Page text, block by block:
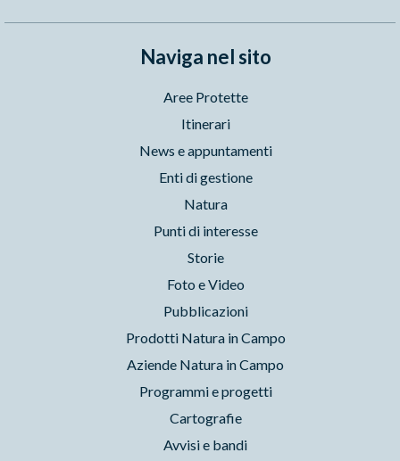
Naviga nel sito
Aree Protette
Itinerari
News e appuntamenti
Enti di gestione
Natura
Punti di interesse
Storie
Foto e Video
Pubblicazioni
Prodotti Natura in Campo
Aziende Natura in Campo
Programmi e progetti
Cartografie
Avvisi e bandi